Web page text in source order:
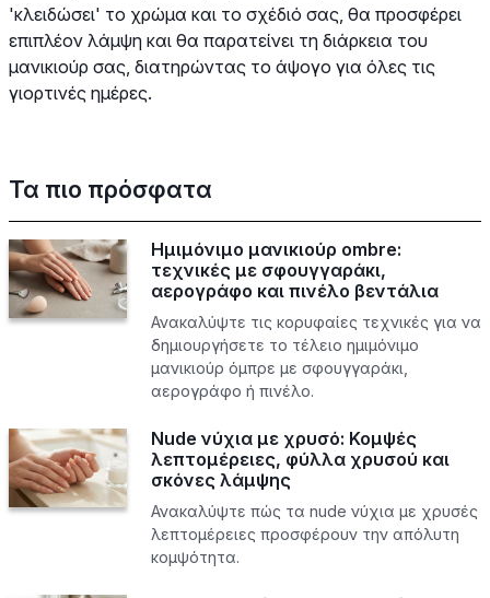
'κλειδώσει' το χρώμα και το σχέδιό σας, θα προσφέρει
επιπλέον λάμψη και θα παρατείνει τη διάρκεια του
μανικιούρ σας, διατηρώντας το άψογο για όλες τις
γιορτινές ημέρες.
Τα πιο πρόσφατα
Ημιμόνιμο μανικιούρ ombre:
τεχνικές με σφουγγαράκι,
αερογράφο και πινέλο βεντάλια
Ανακαλύψτε τις κορυφαίες τεχνικές για να
δημιουργήσετε το τέλειο ημιμόνιμο
μανικιούρ όμπρε με σφουγγαράκι,
αερογράφο ή πινέλο.
Nude νύχια με χρυσό: Κομψές
λεπτομέρειες, φύλλα χρυσού και
σκόνες λάμψης
Ανακαλύψτε πώς τα nude νύχια με χρυσές
λεπτομέρειες προσφέρουν την απόλυτη
κομψότητα.